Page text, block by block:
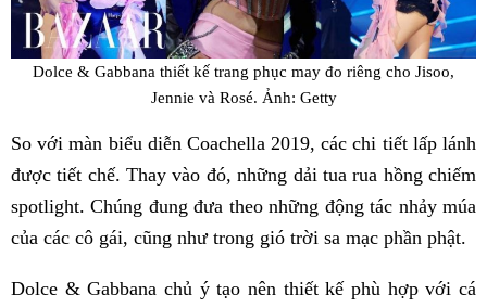
Dolce & Gabbana thiết kế trang phục may đo riêng cho Jisoo,
Jennie và Rosé. Ảnh: Getty
So với màn biểu diễn Coachella 2019, các chi tiết lấp lánh
được tiết chế. Thay vào đó, những dải tua rua hồng chiếm
spotlight. Chúng đung đưa theo những động tác nhảy múa
của các cô gái, cũng như trong gió trời sa mạc phần phật.
Dolce & Gabbana chủ ý tạo nên thiết kế phù hợp với cá